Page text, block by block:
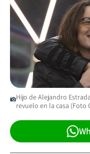
Hijo de Alejandro
revuelo en la casa (Foto